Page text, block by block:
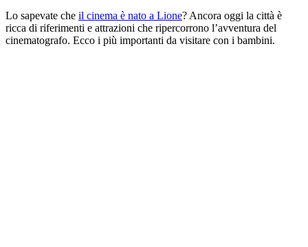
Lo sapevate che il cinema è nato a Lione? Ancora oggi la città è
ricca di riferimenti e attrazioni che ripercorrono l’avventura del
cinematografo. Ecco i più importanti da visitare con i bambini.